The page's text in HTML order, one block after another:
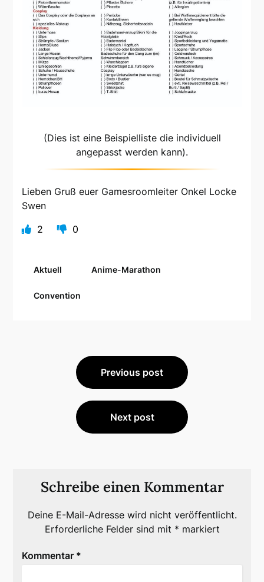
(Dies ist eine Beispielliste die individuell
angepasst werden kann).
Lieben Gruß euer Gamesroomleiter Onkel Locke
Swen
2
0
Aktuell Anime-Marathon
Convention
Beitragsnavigation
Previous post
Next post
Schreibe einen Kommentar
Deine E-Mail-Adresse wird nicht veröffentlicht.
Erforderliche Felder sind mit * markiert
Kommentar *